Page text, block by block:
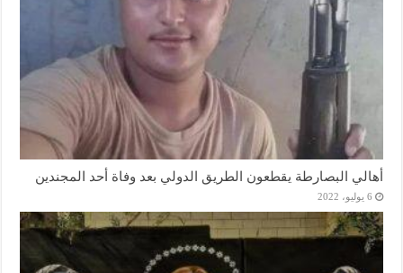
أهالي البصارطة يقطعون الطريق الدولي بعد وفاة أحد المجندين
6 يوليو، 2022